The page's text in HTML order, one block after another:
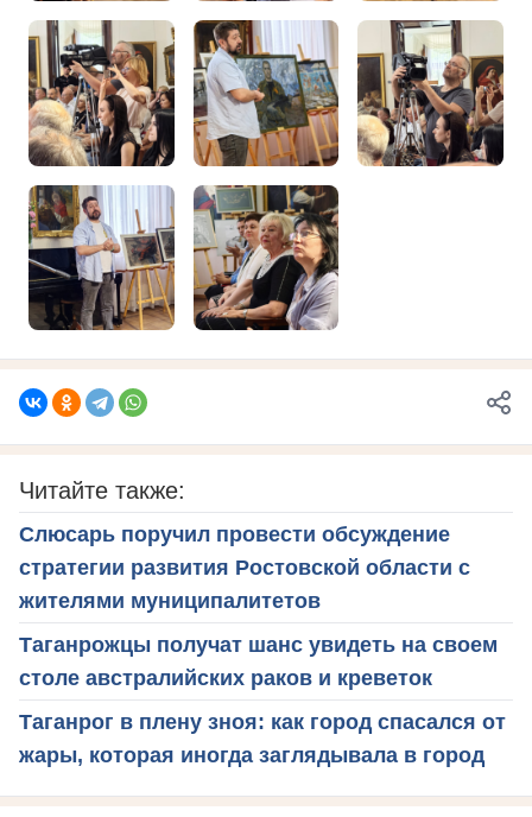
Читайте также:
Слюсарь поручил провести обсуждение
стратегии развития Ростовской области с
жителями муниципалитетов
Таганрожцы получат шанс увидеть на своем
столе австралийских раков и креветок
Таганрог в плену зноя: как город спасался от
жары, которая иногда заглядывала в город